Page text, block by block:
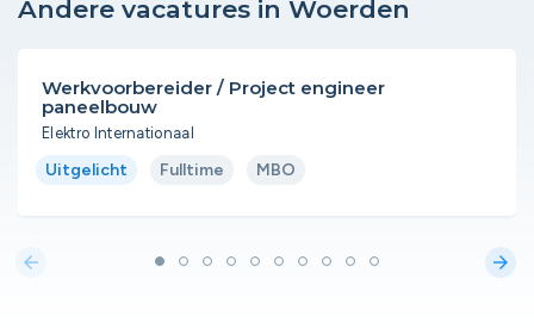
Andere vacatures in Woerden
Werkvoorbereider / Project engineer
paneelbouw
Elektro Internationaal
Uitgelicht Fulltime MBO
arrow_back arrow_forward